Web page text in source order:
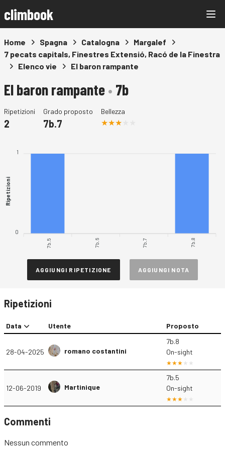
climbook
Home Spagna Catalogna
Margalef
7 pecats capitals, Finestres Extensió, Racó de la Finestra
Elenco vie
El baron rampante
El baron rampante• 7b
Ripetizioni
2
Grado proposto
7b.7
Bellezza
1
0
Ripetizioni
7b.5 7b.6 7b.7 7b.8
AGGIUNGI RIPETIZIONE AGGIUNGI NOTA
Ripetizioni
Data Utente Proposto
28-04-2025 romano costantini
7b.8
On-sight
12-06-2019 Martinique
7b.5
On-sight
Commenti
Nessun commento